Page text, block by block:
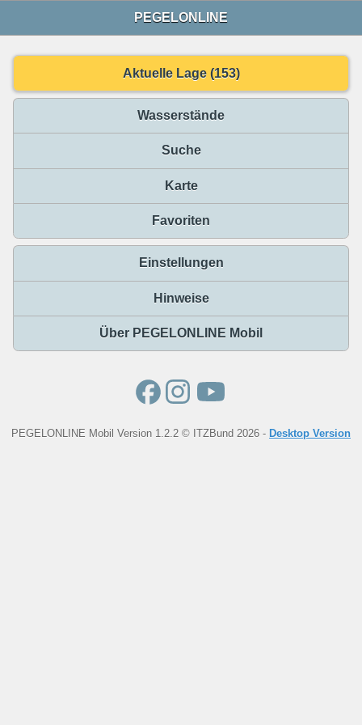
PEGELONLINE
Aktuelle Lage (153)
Wasserstände
Suche
Karte
Favoriten
Einstellungen
Hinweise
Über PEGELONLINE Mobil
PEGELONLINE Mobil Version 1.2.2 © ITZBund 2026 - Desktop Version